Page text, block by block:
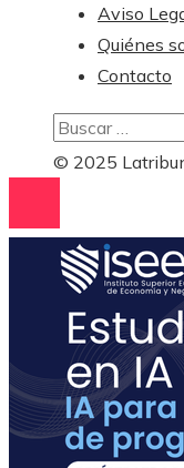
Aviso
Quiénes
Contacto
Buscar:
© 2025